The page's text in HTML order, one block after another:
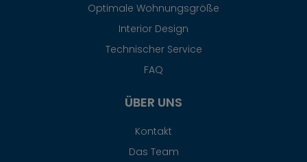
Optimale Wohnungsgröße
Interior Design
Technischer Service
FAQ
ÜBER UNS
Kontakt
Das Team